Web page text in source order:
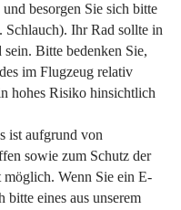
besorgen Sie sich bitte
Schlauch). Ihr Rad sollte in
Bitte bedenken Sie,
im Flugzeug relativ
hohes Risiko hinsichtlich
ist aufgrund von
sowie zum Schutz der
Wenn Sie ein E-
bitte eines aus unserem